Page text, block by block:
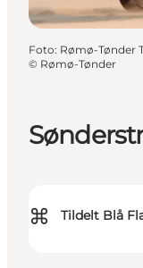
⌘ Tildelt Blå
Foto: Rømø-Tønder
© Rømø-Tønder